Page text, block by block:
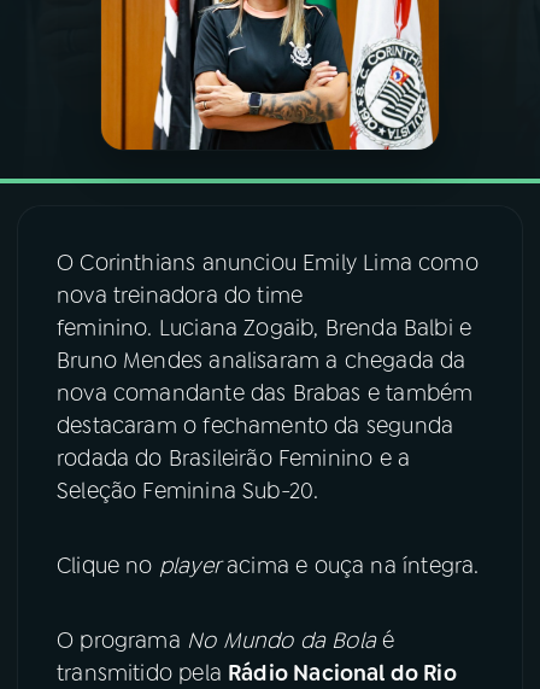
PODCASTS
VIDEOCASTS
FESTIVAL DE MÚSICA
ACOMPANHE A RÁDIO NACIONAL
Facebook
TikTok
O Corinthians anunciou Emily Lima como
nova treinadora do time
feminino. Luciana Zogaib, Brenda Balbi e
Bruno Mendes analisaram a chegada da
nova comandante das Brabas e também
destacaram o fechamento da segunda
rodada do Brasileirão Feminino e a
Seleção Feminina Sub-20.
Clique no playeracima e ouça na íntegra.
O programa No Mundo da Bolaé
transmitido pela Rádio Nacional do Rio